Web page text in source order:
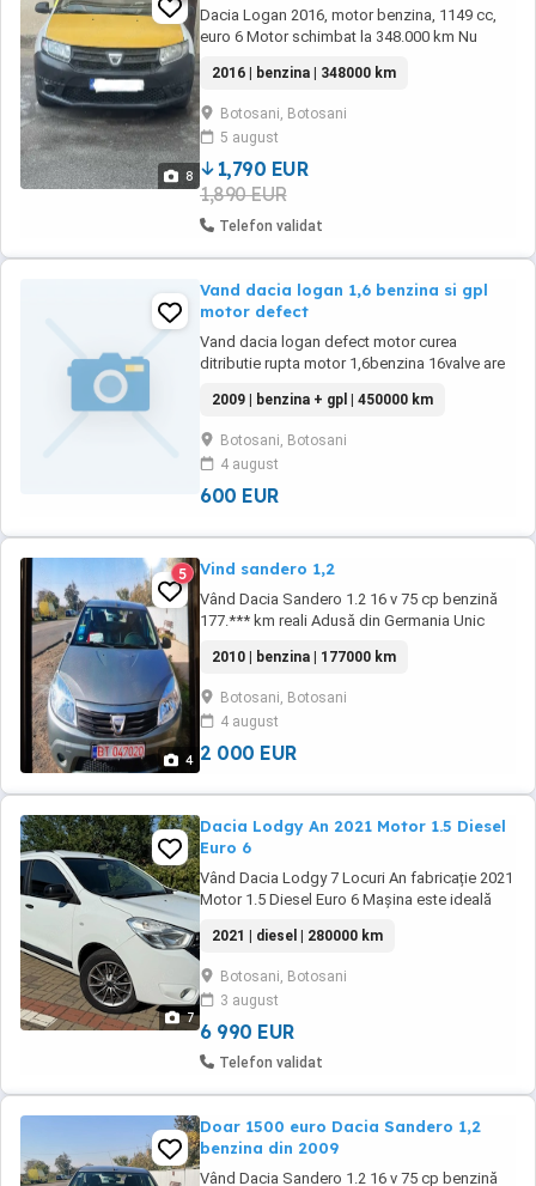
8
Dacia Logan 2016, motor benzina, 1149 cc,
euro 6 Motor schimbat la 348.000 km Nu
schimbat placute, ulei, filtre, bujii, fise, etc
Ideala pentru Tazz, Glovo, taxi, etc Unic
proprietar Acte la zi Schimb cu Logan dupa
2019, ofer diferenta
2016 | benzina | 348000 km
Botosani, Botosani
5 august
1,790 EUR
1,890 EUR
Telefon validat
Vand dacia logan 1,6 benzina si gpl
motor defect
Vand dacia logan defect motor curea
ditributie rupta motor 1,6benzina 16valve are
2009 | benzina + gpl | 450000 km
Botosani, Botosani
4 august
600 EUR
4
5 Vind sandero 1,2
Vând Dacia Sandero 1.2 16 v 75 cp benzină
177.*** km reali Adusă din Germania Unic
conform vârstei Dotări: Geamuri electrice
Oglinzi manuale A.C( necesita freon) Servo
direcție Închidere centralizata ABS 2chei
Dezaburire luneta CD player original ...
2010 | benzina | 177000 km
Botosani, Botosani
4 august
2 000 EUR
7
Dacia Lodgy An 2021 Motor 1.5 Diesel
Euro 6
Vând Dacia Lodgy 7 Locuri An fabricație 2021
Motor 1.5 Diesel Euro 6 Mașina este ideală
confortului sporit oferit de echiparea
completa Nivel echipare: Full Culoare: Alb
Dotări : Aer condiționat Geamuri electrice față
și spate Cruise control (pilot automat)
Conectivitate ...
2021 | diesel | 280000 km
Botosani, Botosani
3 august
6 990 EUR
Telefon validat
Doar 1500 euro Dacia Sandero 1,2
benzina din 2009
Vând Dacia Sandero 1.2 16 v 75 cp benzină